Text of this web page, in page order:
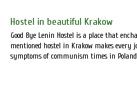
Hostel in beautiful Krakow
Good Bye Lenin Hostel is a place that
mentioned hostel in Krakow makes every
symptoms of communism times in Poland.